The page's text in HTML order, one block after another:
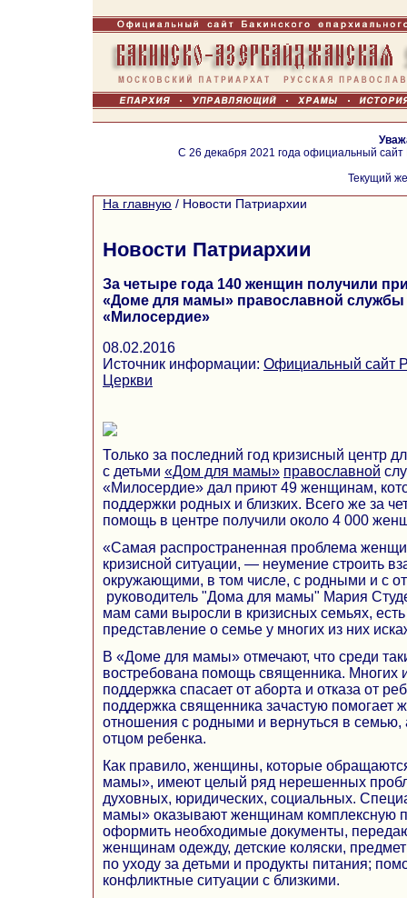
С 26 декабря 2021 года официальный
Текущий
На главную / Новости Патриархии
Новости Патриархии
За четыре года 140 женщин получили
«Доме для мамы» православной
«Милосердие»
08.02.2016
Источник информации: Официальный сайт
Церкви
Только за последний год кризисный центр
с детьми «Дом для мамы» православной
«Милосердие» дал приют 49 женщинам,
поддержки родных и близких. Всего же за
помощь в центре получили около 4 000
«Самая распространенная проблема
кризисной ситуации, — неумение строить
окружающими, в том числе, с родными и с
руководитель "Дома для мамы" Мария
мам сами выросли в кризисных семьях, есть
представление о семье у многих из них
В «Доме для мамы» отмечают, что среди
востребована помощь священника. Многих
поддержка спасает от аборта и отказа от
поддержка священника зачастую помогает
отношения с родными и вернуться в семью,
отцом ребенка.
Как правило, женщины, которые
мамы», имеют целый ряд нерешенных
духовных, юридических, социальных.
мамы» оказывают женщинам комплексную
оформить необходимые документы,
женщинам одежду, детские коляски,
по уходу за детьми и продукты питания;
конфликтные ситуации с близкими.